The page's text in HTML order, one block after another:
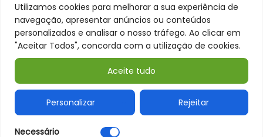
Utilizamos cookies para melhorar a sua experiência de
navegação, apresentar anúncios ou conteúdos
personalizados e analisar o nosso tráfego. Ao clicar em
"Aceitar Todos", concorda com a utilização de cookies.
Personalizar Rejeitar
Aceite tudo
Necessário
© Póvoa de Lanhoso 2026